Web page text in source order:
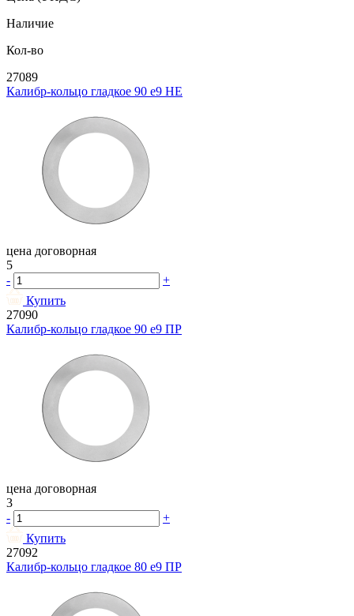
Наличие
Кол-во
27089
Калибр-кольцо гладкое 90 e9 НЕ
цена договорная
5
-
+
Купить
27090
Калибр-кольцо гладкое 90 e9 ПР
цена договорная
3
-
+
Купить
27092
Калибр-кольцо гладкое 80 e9 ПР